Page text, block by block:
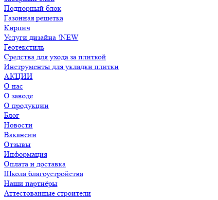
Подпорный блок
Газонная решетка
Кирпич
Услуги дизайна !NEW
Геотекстиль
Средства для ухода за плиткой
Инструменты для укладки плитки
АКЦИИ
О нас
О заводе
О продукции
Блог
Новости
Вакансии
Отзывы
Информация
Оплата и доставка
Школа благоустройства
Наши партнёры
Аттестованные строители